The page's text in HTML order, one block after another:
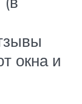
окна и